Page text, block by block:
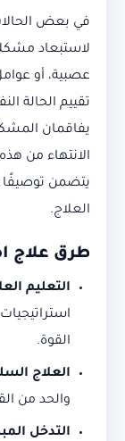
في بعض
لاستبعاد
عصبية، أو
تقييم الحالة
يفاقمان
الانتهاء من
يتضمن توصيفًا
العلاج.
طرق علاج
التعليم
القوة.
العلاج
والحد من
التدخل